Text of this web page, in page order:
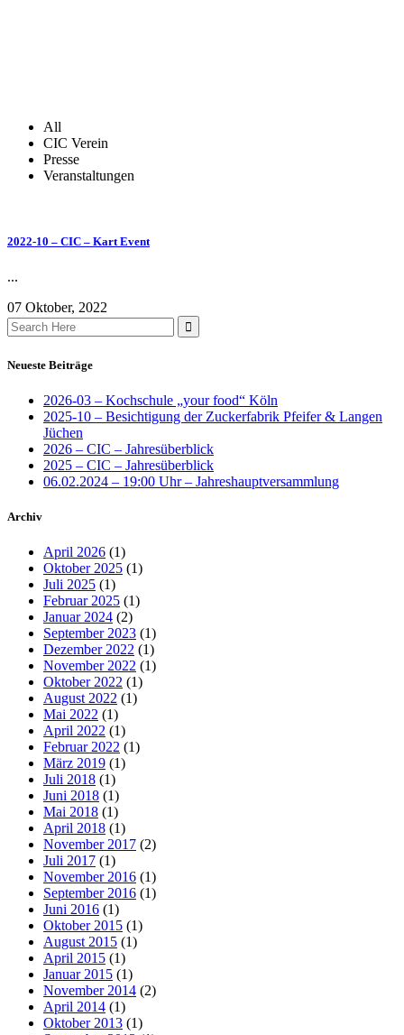
All
CIC Verein
Presse
Veranstaltungen
2022-10 – CIC – Kart Event
...
07 Oktober, 2022
Search
for:
Neueste Beiträge
2026-03 – Kochschule „your food“ Köln
2025-10 – Besichtigung der Zuckerfabrik Pfeifer & Langen
Jüchen
2026 – CIC – Jahresüberblick
2025 – CIC – Jahresüberblick
06.02.2024 – 19:00 Uhr – Jahreshauptversammlung
Archiv
April 2026 (1)
Oktober 2025 (1)
Juli 2025 (1)
Februar 2025 (1)
Januar 2024 (2)
September 2023 (1)
Dezember 2022 (1)
November 2022 (1)
Oktober 2022 (1)
August 2022 (1)
Mai 2022 (1)
April 2022 (1)
Februar 2022 (1)
März 2019 (1)
Juli 2018 (1)
Juni 2018 (1)
Mai 2018 (1)
April 2018 (1)
November 2017 (2)
Juli 2017 (1)
November 2016 (1)
September 2016 (1)
Juni 2016 (1)
Oktober 2015 (1)
August 2015 (1)
April 2015 (1)
Januar 2015 (1)
November 2014 (2)
April 2014 (1)
Oktober 2013 (1)